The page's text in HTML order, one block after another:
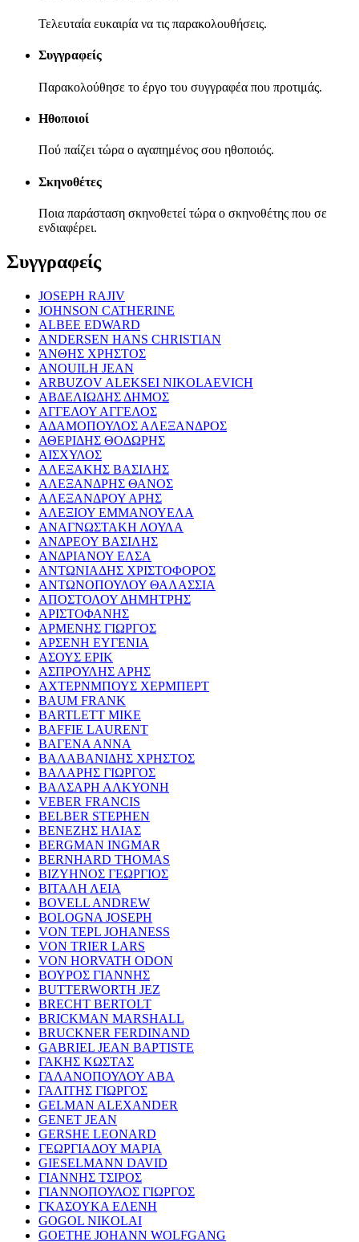
Τελευταία ευκαιρία να τις παρακολουθήσεις.
Συγγραφείς
Παρακολούθησε το έργο του συγγραφέα που προτιμάς.
Ηθοποιοί
Πού παίζει τώρα ο αγαπημένος σου ηθοποιός.
Σκηνοθέτες
Ποια παράσταση σκηνοθετεί τώρα ο σκηνοθέτης που σε
ενδιαφέρει.
Συγγραφείς
JOSEPH RAJIV
JOHNSON CATHERINE
ALBEE EDWARD
ANDERSEN HANS CHRISTIAN
ΆΝΘΗΣ ΧΡΗΣΤΟΣ
ANOUILH JEAN
ARBUZOV ALEKSEI NIKOLAEVICH
ΑΒΔΕΛΙΩΔΗΣ ΔΗΜΟΣ
ΑΓΓΕΛΟΥ ΑΓΓΕΛΟΣ
ΑΔΑΜΟΠΟΥΛΟΣ ΑΛΕΞΑΝΔΡΟΣ
ΑΘΕΡΙΔΗΣ ΘΟΔΩΡΗΣ
ΑΙΣΧΥΛΟΣ
ΑΛΕΞΑΚΗΣ ΒΑΣΙΛΗΣ
ΑΛΕΞΑΝΔΡΗΣ ΘΑΝΟΣ
ΑΛΕΞΑΝΔΡΟΥ ΑΡΗΣ
ΑΛΕΞΙΟΥ ΕΜΜΑΝΟΥΕΛΑ
ΑΝΑΓΝΩΣΤΑΚΗ ΛΟΥΛΑ
ΑΝΔΡΕΟΥ ΒΑΣΙΛΗΣ
ΑΝΔΡΙΑΝΟΥ ΕΛΣΑ
ΑΝΤΩΝΙΑΔΗΣ ΧΡΙΣΤΟΦΟΡΟΣ
ΑΝΤΩΝΟΠΟΥΛΟΥ ΘΑΛΑΣΣΙΑ
ΑΠΟΣΤΟΛΟΥ ΔΗΜΗΤΡΗΣ
ΑΡΙΣΤΟΦΑΝΗΣ
ΑΡΜΕΝΗΣ ΓΙΩΡΓΟΣ
ΑΡΣΕΝΗ ΕΥΓΕΝΙΑ
ΑΣΟΥΣ ΕΡΙΚ
ΑΣΠΡΟΥΛΗΣ ΑΡΗΣ
ΑΧΤΕΡΝΜΠΟΥΣ ΧΕΡΜΠΕΡΤ
BAUM FRANK
BARTLETT MIKE
BAFFIE LAURENT
ΒΑΓΕΝΑ ΑΝΝΑ
ΒΑΛΑΒΑΝΙΔΗΣ ΧΡΗΣΤΟΣ
ΒΑΛΑΡΗΣ ΓΙΩΡΓΟΣ
ΒΑΛΣΑΡΗ ΑΛΚΥΟΝΗ
VEBER FRANCIS
BELBER STEPHEN
ΒΕΝΕΖΗΣ ΗΛΙΑΣ
BERGMAN INGMAR
BERNHARD THOMAS
ΒΙΖΥΗΝΟΣ ΓΕΩΡΓΙΟΣ
ΒΙΤΑΛΗ ΛΕΙΑ
BOVELL ANDREW
BOLOGNA JOSEPH
VON TEPL JOHANESS
VON TRIER LARS
VON HORVATH ODON
ΒΟΥΡΟΣ ΓΙΑΝΝΗΣ
BUTTERWORTH JEZ
BRECHT BERTOLT
BRICKMAN MARSHALL
BRUCKNER FERDINAND
GABRIEL JEAN BAPTISTE
ΓΑΚΗΣ ΚΩΣΤΑΣ
ΓΑΛΑΝΟΠΟΥΛΟΥ ΑΒΑ
ΓΑΛΙΤΗΣ ΓΙΩΡΓΟΣ
GELMAN ALEXANDER
GENET JEAN
GERSHE LEONARD
ΓΕΩΡΓΙΑΔΟΥ ΜΑΡΙΑ
GIESELMANN DAVID
ΓΙΑΝΝΗΣ ΤΣΙΡΟΣ
ΓΙΑΝΝΟΠΟΥΛΟΣ ΓΙΩΡΓΟΣ
ΓΚΑΣΟΥΚΑ ΕΛΕΝΗ
GOGOL NIKOLAI
GOETHE JOHANN WOLFGANG